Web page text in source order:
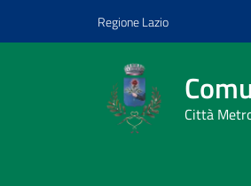
Regione Lazio
Città